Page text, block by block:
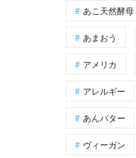
あこ天然酵母
あまおう
アメリカ
アレルギー
あんバター
ヴィーガン